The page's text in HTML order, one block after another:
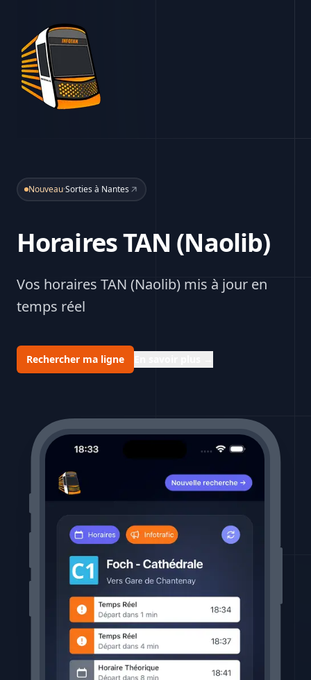
Nouveau·Sorties à Nantes
Horaires TAN (Naolib)
Vos horaires TAN (Naolib) mis à jour en
temps réel
Rechercher ma ligne